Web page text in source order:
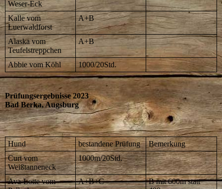
Weser-Eck
Kalle vom
Luerwaldforst
A+B
Alaska vom
Teufelstreppchen
A+B
Abbie vom Köhl 1000/20Std.
Prüfungsergebnisse 2023
Bad Berka, Augsburg
Hund bestandene Prüfung
Bemerkung
Curt vom
Weißtanneneck
1000m/20Std.
Ava-Lotte vom
A+B+C
B mit 600m statt